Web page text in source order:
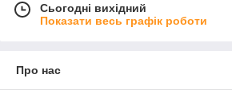
Сьогодні вихідний
Показати весь графік роботи
Про нас